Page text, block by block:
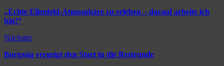
„Echte Ellenfeld-Atmosphäre zu erleben – darauf arbeite ich
hin!“
Nächster
Borussia vergeigt den Start in die Restrunde